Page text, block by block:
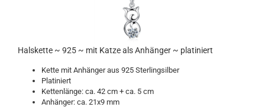
Halskette ~ 925 ~ mit Katze als Anhänger ~ platiniert
Kette mit Anhänger aus 925 Sterlingsilber
Platiniert
Kettenlänge: ca. 42 cm + ca. 5 cm
Anhänger: ca. 21x9 mm